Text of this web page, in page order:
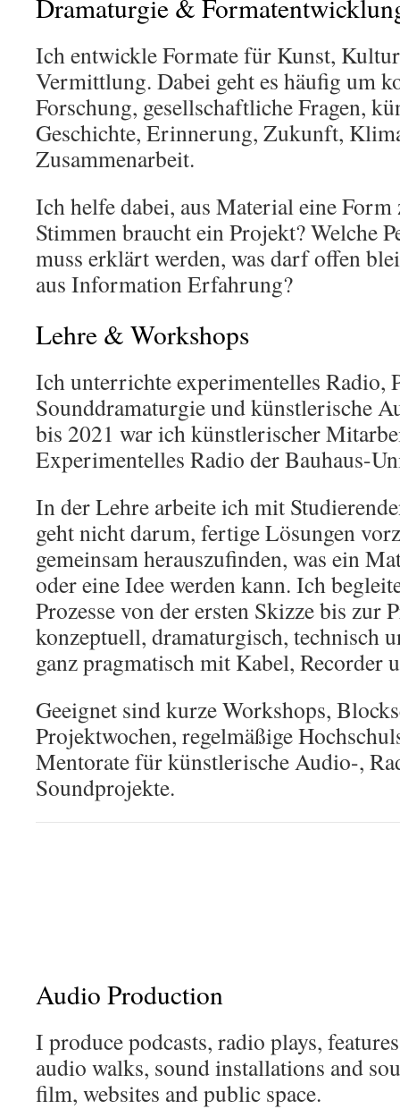
Dramaturgie &
Ich entwickle Formate für Kunst,
Vermittlung. Dabei geht es häufig um
Forschung, gesellschaftliche Fragen,
Geschichte, Erinnerung, Zukunft,
Zusammenarbeit.
Ich helfe dabei, aus Material eine
Stimmen braucht ein Projekt? Welche
muss erklärt werden, was darf offen
aus Information Erfahrung?
Lehre & Workshops
Ich unterrichte experimentelles Radio,
Sounddramaturgie und künstlerische
bis 2021 war ich künstlerischer
Experimentelles Radio der Bauhaus-
In der Lehre arbeite ich mit
geht nicht darum, fertige Lösungen
gemeinsam herauszufinden, was ein
oder eine Idee werden kann. Ich
Prozesse von der ersten Skizze bis zur
konzeptuell, dramaturgisch, technisch
ganz pragmatisch mit Kabel, Recorder
Geeignet sind kurze Workshops,
Projektwochen, regelmäßige
Mentorate für künstlerische Audio-,
Soundprojekte.
Audio Production
I produce podcasts, radio plays,
audio walks, sound installations and
film, websites and public space.